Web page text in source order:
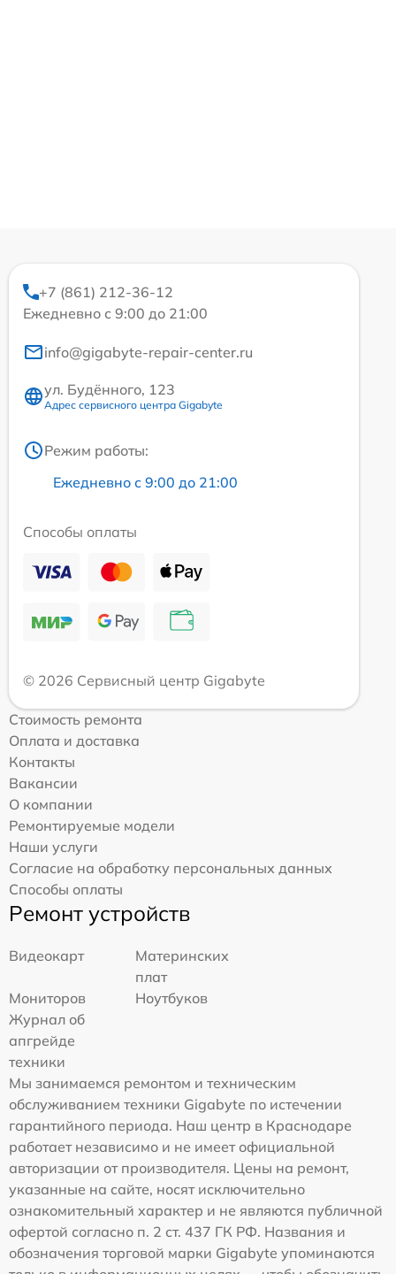
+7 (861) 212-36-12
Ежедневно с 9:00 до 21:00
info@gigabyte-repair-center.ru
ул. Будённого, 123
Адрес сервисного центра Gigabyte
Режим работы:
Ежедневно с 9:00 до 21:00
Способы оплаты
© 2026 Сервисный центр Gigabyte
Стоимость ремонта
Оплата и доставка
Контакты
Вакансии
О компании
Ремонтируемые модели
Наши услуги
Согласие на обработку персональных данных
Способы оплаты
Ремонт устройств
Видеокарт
Материнских
плат
Мониторов
Ноутбуков
Журнал об
апгрейде
техники
Мы занимаемся ремонтом и техническим
обслуживанием техники Gigabyte по истечении
гарантийного периода. Наш центр в Краснодаре
работает независимо и не имеет официальной
авторизации от производителя. Цены на ремонт,
указанные на сайте, носят исключительно
ознакомительный характер и не являются публичной
офертой согласно п. 2 ст. 437 ГК РФ. Названия и
обозначения торговой марки Gigabyte упоминаются